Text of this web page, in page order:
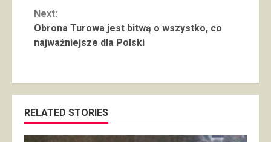
Next:
Obrona Turowa jest bitwą o wszystko, co
najważniejsze dla Polski
RELATED STORIES